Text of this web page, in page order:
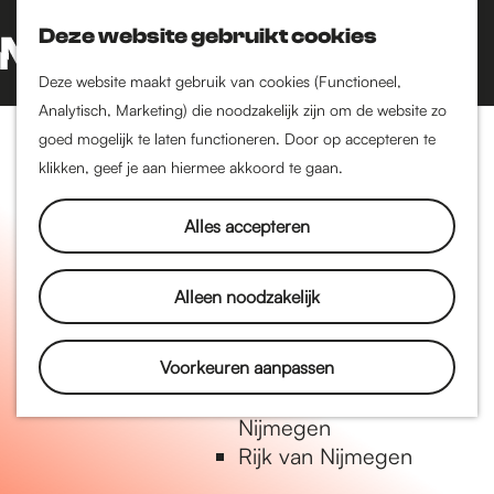
Deze website gebruikt cookies
Deze website maakt gebruik van cookies (Functioneel,
Analytisch, Marketing) die noodzakelijk zijn om de website zo
goed mogelijk te laten functioneren. Door op accepteren te
klikken, geef je aan hiermee akkoord te gaan.
Alles accepteren
Alleen noodzakelijk
Voorkeuren aanpassen
a
Z
o
e
k
e
n
K
a
a
r
t
M
e
n
Dukenburg
Lindenholt
Historie
De oudste stad van
Nederland
Historische tijdlijn
Romeinse Limes
Vrede van Nijmegen
Penning
Natuur in Nijmegen
Groenkaart van
Nijmegen
Rijk van Nijmegen